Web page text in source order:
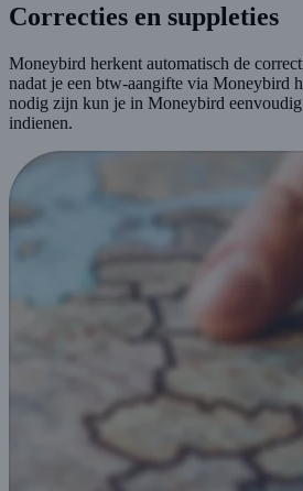
Correcties en suppleties
Moneybird herkent automatisch de
nadat je een btw-aangifte via Moneybird
nodig zijn kun je in Moneybird eenvoudig
indienen.